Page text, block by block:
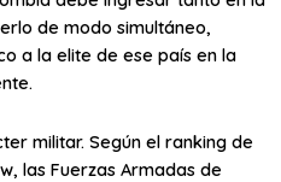
de modo simultáneo,
a la elite de ese país en la
militar. Según el ranking de
las Fuerzas Armadas de